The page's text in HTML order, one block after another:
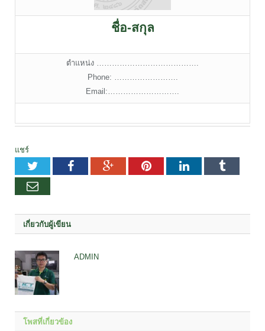
ชื่อ-สกุล
ตำแหน่ง ………………………………….
Phone: …………………….
Email:……………………….
แชร์
TwitterFacebookGoogle+PinterestLinkedInTumblr
อีเมล
เกี่ยวกับผู้เขียน
ADMIN
โพสที่เกี่ยวข้อง